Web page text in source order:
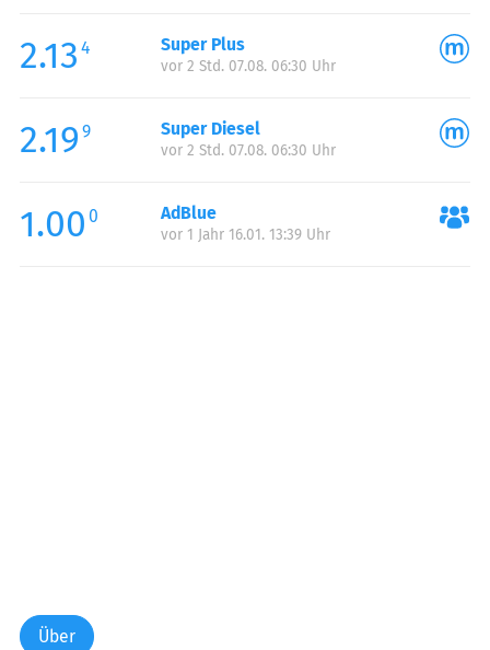
2.13 4 Super Plus
vor 2 Std. 07.08. 06:30 Uhr
2.19 9 Super Diesel
vor 2 Std. 07.08. 06:30 Uhr
1.00 0 AdBlue
vor 1 Jahr 16.01. 13:39 Uhr
Über